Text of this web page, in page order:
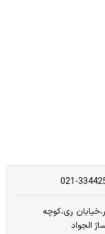
ری،کوچه
الجواد